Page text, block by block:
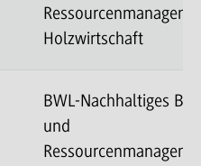
Holzwirtschaft
BWL-Nachhaltiges
und